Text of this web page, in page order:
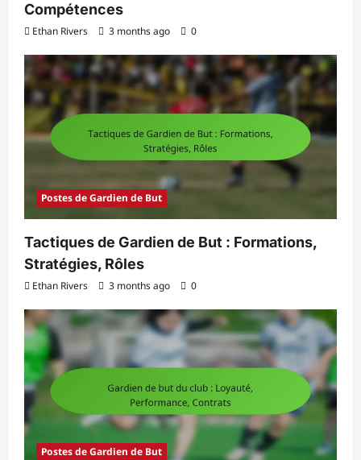
Compétences
Ethan Rivers 3 months ago 0
Postes de Gardien de But
Tactiques de Gardien de But : Formations,
Stratégies, Rôles
Ethan Rivers 3 months ago 0
Postes de Gardien de But